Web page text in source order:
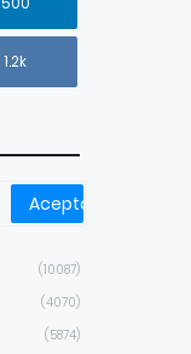
1.2k
(10087)
(4070)
(5874)